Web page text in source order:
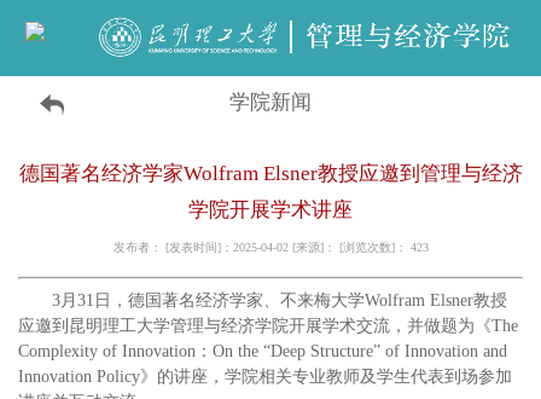
学院新闻
德国著名经济学家Wolfram Elsner教授应邀到管理与经济
学院开展学术讲座
发布者： [发表时间]：2025-04-02 [来源]： [浏览次数]： 423
3月31日，德国著名经济学家、不来梅大学Wolfram Elsner教授
应邀到昆明理工大学管理与经济学院开展学术交流，并做题为《The
Complexity of Innovation：On the “Deep Structure” of Innovation and
Innovation Policy》的讲座，学院相关专业教师及学生代表到场参加